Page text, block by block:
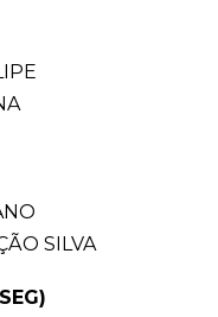
SILVA